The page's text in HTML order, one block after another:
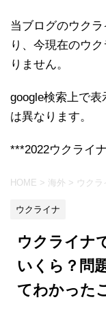
当ブログのウク
り、今現在のウ
りません。
google検索上で
は異なります。
***2022ウクライ
HOME > 海外 > ウクラ
ウクライナ
ウクライナ
いくら？問
てわかった